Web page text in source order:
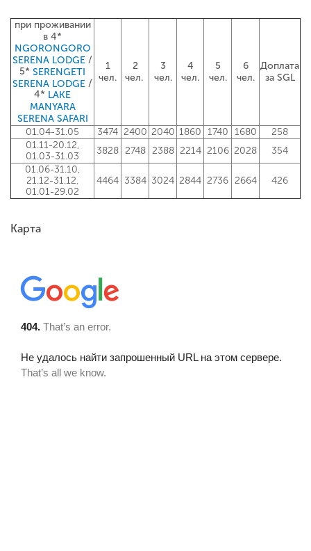
при проживании
в 4*
NGORONGORO
SERENA LODGE /
5* SERENGETI
SERENA LODGE /
4* LAKE
MANYARA
SERENA SAFARI
1
чел.
2
чел.
3
чел.
4
чел.
5
чел.
6
чел.
Доплата
за SGL
01.04-31.05 3474 2400 2040 1860 1740 1680
258
01.11-20.12,
01.03-31.03
3828 2748 2388 2214 2106 2028
354
01.06-31.10,
21.12-31.12,
01.01-29.02
4464 3384 3024 2844 2736 2664 426
Карта